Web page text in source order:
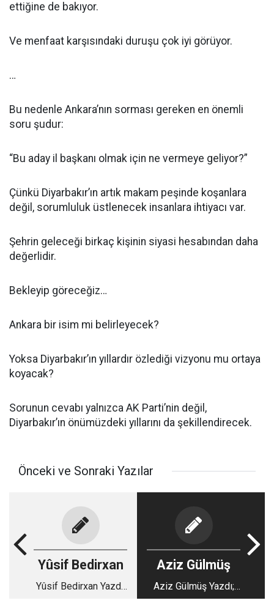
ettiğine de bakıyor.
Ve menfaat karşısındaki duruşu çok iyi görüyor.
…
Bu nedenle Ankara’nın sorması gereken en önemli
soru şudur:
“Bu aday il başkanı olmak için ne vermeye geliyor?”
Çünkü Diyarbakır’ın artık makam peşinde koşanlara
değil, sorumluluk üstlenecek insanlara ihtiyacı var.
Şehrin geleceği birkaç kişinin siyasi hesabından daha
değerlidir.
Bekleyip göreceğiz…
Ankara bir isim mi belirleyecek?
Yoksa Diyarbakır’ın yıllardır özlediği vizyonu mu ortaya
koyacak?
Sorunun cevabı yalnızca AK Parti’nin değil,
Diyarbakır’ın önümüzdeki yıllarını da şekillendirecek.
Önceki ve Sonraki Yazılar
Yûsif Bedirxan
Yûsif Bedirxan Yazdı;
Aziz Gülmüş
Aziz Gülmüş Yazdı;
Rehmo Dayı